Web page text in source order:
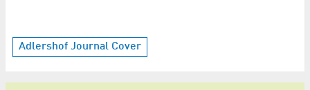
Adlershof Journal Cover